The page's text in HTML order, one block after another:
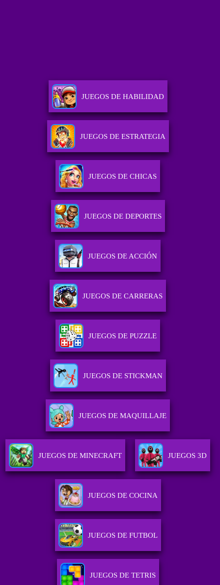
JUEGOS DE HABILIDAD
JUEGOS DE ESTRATEGIA
JUEGOS DE CHICAS
JUEGOS DE DEPORTES
JUEGOS DE ACCIÓN
JUEGOS DE CARRERAS
JUEGOS DE PUZZLE
JUEGOS DE STICKMAN
JUEGOS DE MAQUILLAJE
JUEGOS DE MINECRAFT JUEGOS 3D
JUEGOS DE COCINA
JUEGOS DE FUTBOL
JUEGOS DE TETRIS